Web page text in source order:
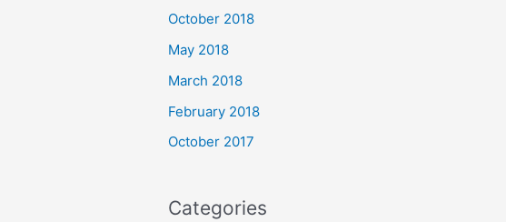
October 2018
May 2018
March 2018
February 2018
October 2017
Categories